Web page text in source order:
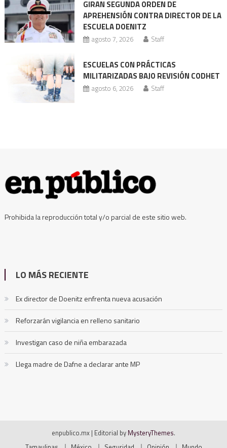
GIRAN SEGUNDA ORDEN DE
APREHENSIÓN CONTRA DIRECTOR DE LA
ESCUELA DOENITZ
agosto 7, 2026 Staff
ESCUELAS CON PRÁCTICAS
MILITARIZADAS BAJO REVISIÓN CODHET
agosto 6, 2026 Staff
Prohibida la reproducción total y/o parcial de este sitio web.
LO MÁS RECIENTE
Ex director de Doenitz enfrenta nueva acusación
Reforzarán vigilancia en relleno sanitario
Investigan caso de niña embarazada
Llega madre de Dafne a declarar ante MP
enpublico.mx | Editorial by MysteryThemes.